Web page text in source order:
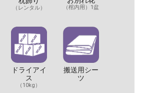
（レンタル） （棺内用）1盆
ドライアイ
ス
（10kg）
搬送用シー
ツ